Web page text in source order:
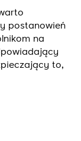
postanowień
na
to,